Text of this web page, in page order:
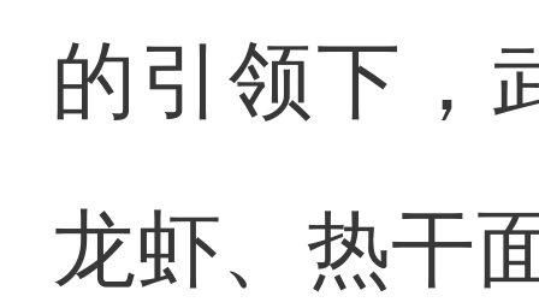
的引领下，
龙虾、热干